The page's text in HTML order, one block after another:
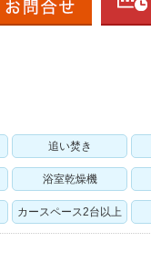
追い焚き
浴室乾燥機
カースペース2台以上